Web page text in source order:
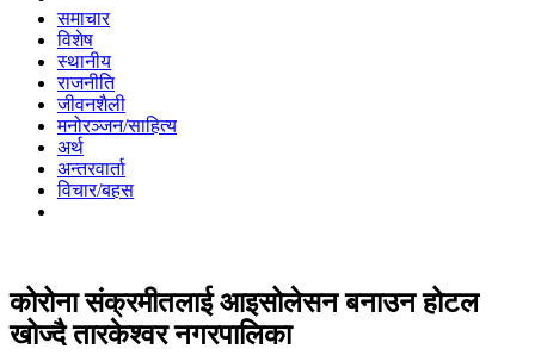
समाचार
विशेष
स्थानीय
राजनीति
जीवनशैली
मनोरञ्जन/साहित्य
अर्थ
अन्तरवार्ता
विचार/बहस
कोरोना संक्रमीतलाई आइसोलेसन बनाउन होटल
खोज्दै तारकेश्वर नगरपालिका